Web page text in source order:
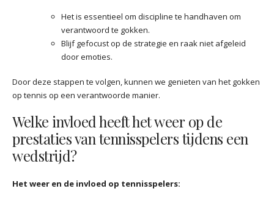
Het is essentieel om discipline te handhaven om
verantwoord te gokken.
Blijf gefocust op de strategie en raak niet afgeleid
door emoties.
Door deze stappen te volgen, kunnen we genieten van het gokken
op tennis op een verantwoorde manier.
Welke invloed heeft het weer op de
prestaties van tennisspelers tijdens een
wedstrijd?
Het weer en de invloed op tennisspelers: